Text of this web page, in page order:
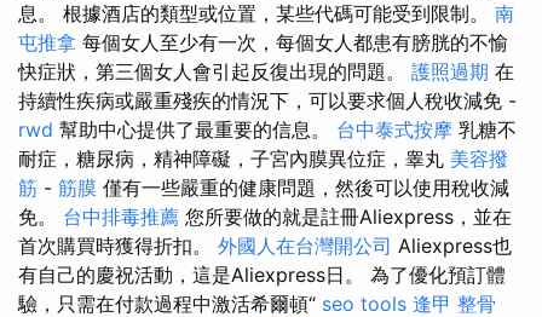
息。 根據酒店的類型或位置，某些代碼可能受到限制。 南
屯推拿 每個女人至少有一次，每個女人都患有膀胱的不愉
快症狀，第三個女人會引起反復出現的問題。 護照過期 在
持續性疾病或嚴重殘疾的情況下，可以要求個人稅收減免 -
rwd 幫助中心提供了最重要的信息。 台中泰式按摩 乳糖不
耐症，糖尿病，精神障礙，子宮內膜異位症，睾丸 美容撥
筋 - 筋膜 僅有一些嚴重的健康問題，然後可以使用稅收減
免。 台中排毒推薦 您所要做的就是註冊Aliexpress，並在
首次購買時獲得折扣。 外國人在台灣開公司 Aliexpress也
有自己的慶祝活動，這是Aliexpress日。 為了優化預訂體
驗，只需在付款過程中激活希爾頓“ seo tools 逢甲 整骨